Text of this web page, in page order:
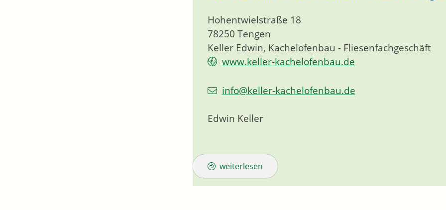
Keller Edwin, Kachelofenbau - Fliesenfachgeschäft
Hohentwielstraße 18
78250 Tengen
www.keller-kachelofenbau.de
info@keller-kachelofenbau.de
Edwin Keller
weiterlesen